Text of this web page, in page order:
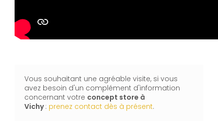
Vous souhaitant une agréable visite, si vous
avez besoin d'un complément d'information
concernant votre concept store à
Vichy: prenez contact dès à présent.